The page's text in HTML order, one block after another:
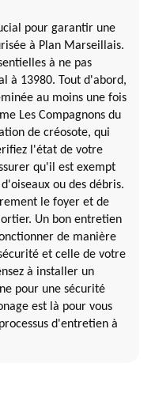
pour garantir une
à Plan Marseillais.
à ne pas
à 13980. Tout d'abord,
au moins une fois
Les Compagnons du
de créosote, qui
l'état de votre
qu'il est exempt
ou des débris.
le foyer et de
Un bon entretien
de manière
et celle de votre
à installer un
pour une sécurité
est là pour vous
d'entretien à